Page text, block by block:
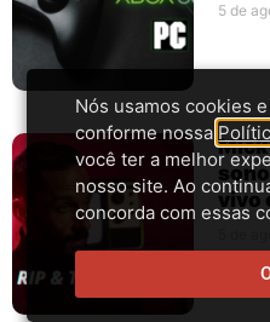
5 de
Mick
vivo
Nós usamos cookies
conforme nossa
você ter a melhor
nosso site. Ao
concorda com essas